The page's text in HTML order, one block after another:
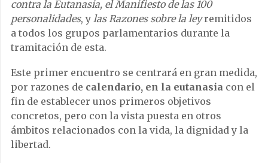
contra la Eutanasia, el Manifiesto de las 100
personalidades, y las Razones sobre la leyremitidos
a todos los grupos parlamentarios durante la
tramitación de esta.
Este primer encuentro se centrará en gran medida,
por razones de calendario, en la eutanasia con el
fin de establecer unos primeros objetivos
concretos, pero con la vista puesta en otros
ámbitos relacionados con la vida, la dignidad y la
libertad.